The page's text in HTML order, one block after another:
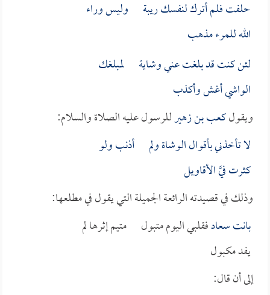
حلفت فلم أترك لنفسك ريبة وليس وراء
الله للمرء مذهب
لئن كنت قد بلغت عني وشاية لمبلغك
الواشي أغش وأكذب
ويقولكعب بن زهيرللرسول عليه الصلاة والسلام:
لا تأخذني بأقوال الوشاة ولم أذنب ولو
كثرت فيَّ الأقاويل
وذلك في قصيدته الرائعة الجميلة التي يقول في مطلعها:
بانتسعادفقلبي اليوم متبول متيم إثرها لم
يفد مكبول
إلى أن قال: